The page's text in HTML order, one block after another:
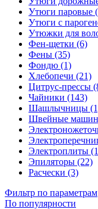
Утюги паровые
Утюги с
Утюжки для
Фен-щетки (6)
Фены (35)
Фондю (1)
Хлебопечи (21)
Цитрус-прессы
Чайники (143)
Шашлычницы
Швейные
Электроплиты
Эпиляторы (22)
Расчески (3)
Фильтр по параметрам
По популярности